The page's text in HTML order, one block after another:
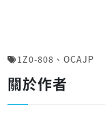
1Z0-808 、 OCAJP
關於作者